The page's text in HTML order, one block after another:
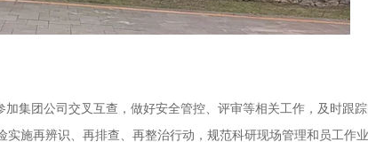
团公司交叉互查，做好安全管控、评审等相关工作，及时跟
施再辨识、再排查、再整治行动，规范科研现场管理和员工作